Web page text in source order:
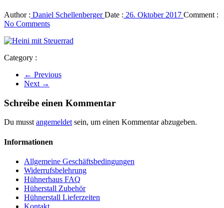
Author : Daniel SchellenbergerDate : 26. Oktober 2017 Comment :
No Comments
Category :
← Previous
Next →
Schreibe einen Kommentar
Du musst angemeldet sein, um einen Kommentar abzugeben.
Informationen
Allgemeine Geschäftsbedingungen
Widerrufsbelehrung
Hühnerhaus FAQ
Hüherstall Zubehör
Hühnerstall Lieferzeiten
Kontakt